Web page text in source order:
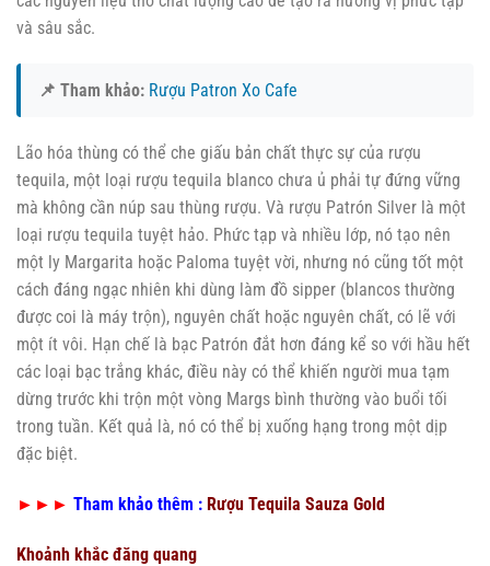
và sâu sắc.
📌 Tham khảo: Rượu Patron Xo Cafe
Lão hóa thùng có thể che giấu bản chất thực sự của rượu
tequila, một loại rượu tequila blanco chưa ủ phải tự đứng vững
mà không cần núp sau thùng rượu. Và rượu Patrón Silver là một
loại rượu tequila tuyệt hảo. Phức tạp và nhiều lớp, nó tạo nên
một ly Margarita hoặc Paloma tuyệt vời, nhưng nó cũng tốt một
cách đáng ngạc nhiên khi dùng làm đồ sipper (blancos thường
được coi là máy trộn), nguyên chất hoặc nguyên chất, có lẽ với
một ít vôi. Hạn chế là bạc Patrón đắt hơn đáng kể so với hầu hết
các loại bạc trắng khác, điều này có thể khiến người mua tạm
dừng trước khi trộn một vòng Margs bình thường vào buổi tối
trong tuần. Kết quả là, nó có thể bị xuống hạng trong một dịp
đặc biệt.
►►► Tham khảo thêm : Rượu Tequila Sauza Gold
Khoảnh khắc đăng quang